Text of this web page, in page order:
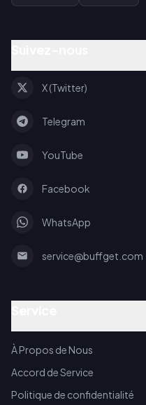
X (Twitter)
Telegram
YouTube
Facebook
WhatsApp
service@buffget.com
À Propos de Nous
Accord de Service
Politique de confidentialité